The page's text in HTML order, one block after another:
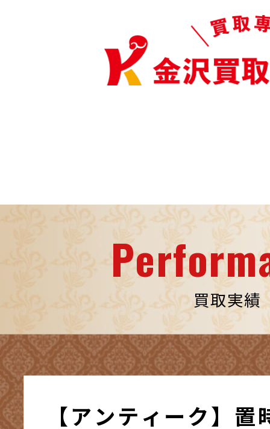
買取実績
【アンティーク】